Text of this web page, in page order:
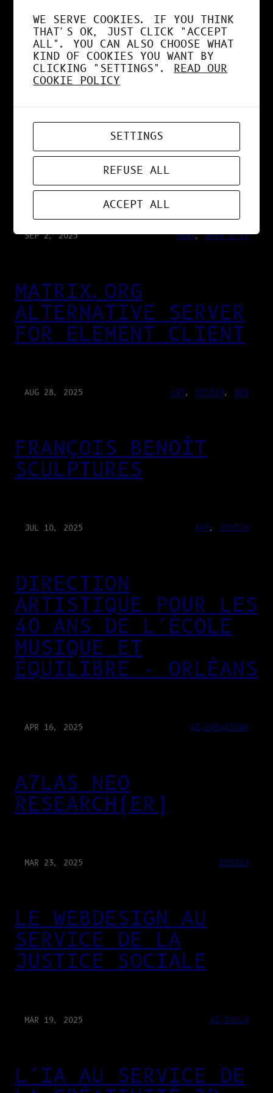
SEP 25, 2025 RESEARCH 2.13
IA VS HUMAIN : LA
VÉRITÉ SUR LA
CONSOMMATION
ÉNERGÉTIQUE
SEP 2, 2025 NEWS, WORK 2.13
MATRIX.ORG
ALTERNATIVE SERVER
FOR ELEMENT CLIENT
AUG 28, 2025 ART, DESIGN, WEB
FRANÇOIS BENOÎT
SCULPTURES
JUL 10, 2025 ART, DESIGN
DIRECTION
ARTISTIQUE POUR LES
40 ANS DE L’ÉCOLE
MUSIQUE ET
ÉQUILIBRE – ORLÉANS
APR 16, 2025 AI CREATIONS
A7LAS NEO
RESEARCH(ER)
MAR 23, 2025 DESIGN
LE WEBDESIGN AU
SERVICE DE LA
JUSTICE SOCIALE
MAR 19, 2025 AI TOOLS
L’IA AU SERVICE DE
WE SERVE COOKIES. IF YOU THINK
THAT'S OK, JUST CLICK "ACCEPT
ALL". YOU CAN ALSO CHOOSE WHAT
KIND OF COOKIES YOU WANT BY
CLICKING "SETTINGS". READ OUR
COOKIE POLICY
SETTINGS
REFUSE ALL
ACCEPT ALL